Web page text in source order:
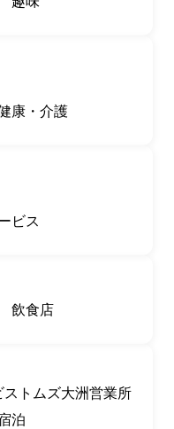
康・介護
ビス
飲食店
トムズ大洲営業所
泊